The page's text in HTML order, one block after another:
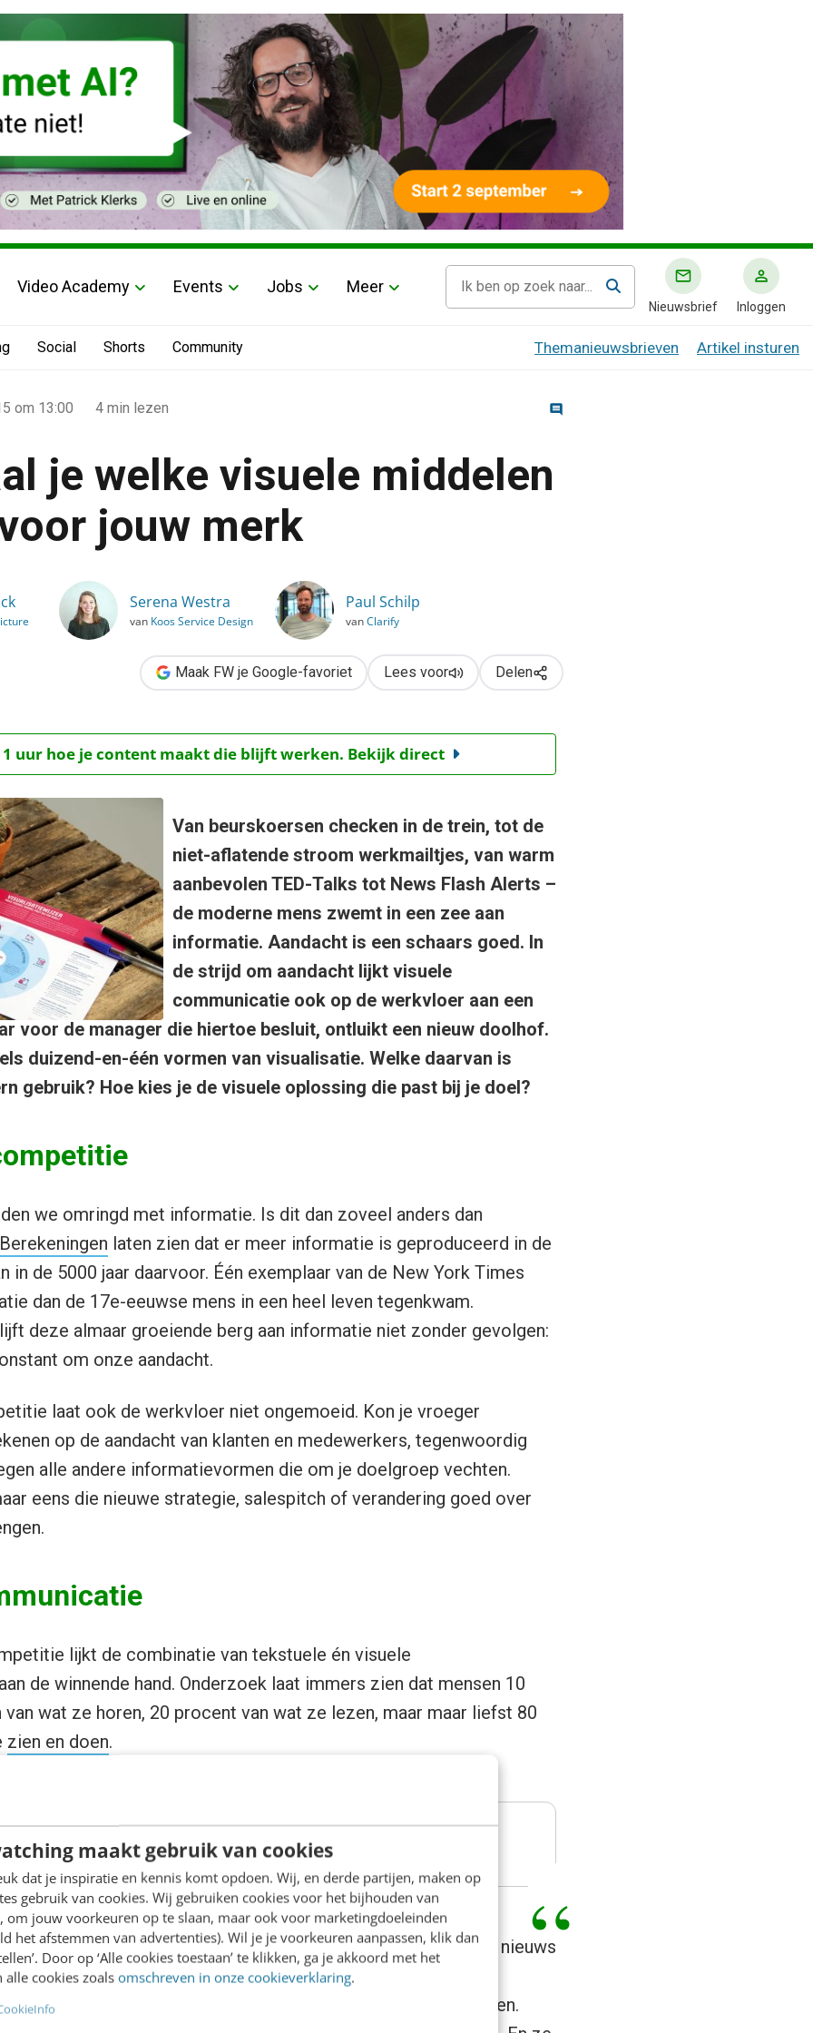
maakt gebruik van cookies
dat je inspiratie en kennis komt opdoen. Wij, en derde partijen, maken op
gebruik van cookies. Wij gebruiken cookies voor het bijhouden van
om jouw voorkeuren op te slaan, maar ook voor marketingdoeleinden
het afstemmen van advertenties). Wil je je voorkeuren aanpassen, klik dan
Door op ‘Alle cookies toestaan’ te klikken, ga je akkoord met het
alle cookies zoalsomschreven in onze cookieverklaring.
Video Academy Events Jobs Meer
Nieuwsbrief Inloggen
Social Shorts Community Themanieuwsbrieven Artikel insturen
om 13:00 4 min lezen
je welke visuele middelen
jouw merk
Serena Westra
van Koos Service Design
Paul Schilp
vanClarify
Maak FW je Google-favoriet Lees voor Delen
1 uur hoe je content maakt die blijft werken. Bekijk direct
Van beurskoersen checken in de trein, tot de
niet-aflatende stroom werkmailtjes, van warm
aanbevolen TED-Talks tot News Flash Alerts –
de moderne mens zwemt in een zee aan
informatie. Aandacht is een schaars goed. In
de strijd om aandacht lijkt visuele
communicatie ook op de werkvloer aan een
voor de manager die hiertoe besluit, ontluikt een nieuw doolhof.
duizend-en-één vormen van visualisatie. Welke daarvan is
gebruik? Hoe kies je de visuele oplossing die past bij je doel?
we omringd met informatie. Is dit dan zoveel anders dan
Berekeningen laten zien dat er meer informatie is geproduceerd in de
in de 5000 jaar daarvoor. Één exemplaar van de New York Times
dan de 17e-eeuwse mens in een heel leven tegenkwam.
deze almaar groeiende berg aan informatie niet zonder gevolgen:
om onze aandacht.
laat ook de werkvloer niet ongemoeid. Kon je vroeger
op de aandacht van klanten en medewerkers, tegenwoordig
alle andere informatievormen die om je doelgroep vechten.
eens die nieuwe strategie, salespitch of verandering goed over
lijkt de combinatie van tekstuele én visuele
de winnende hand. Onderzoek laat immers zien dat mensen 10
wat ze horen, 20 procent van wat ze lezen, maar maar liefst 80
zien en doen.
strijd om onze aandacht.”
beter beklijft dan een puur tekstuele, is natuurlijk niets nieuws
met de komst van snel internet en uitgebreide digitale
zijn beelden een stuk eenvoudiger te produceren én te delen.